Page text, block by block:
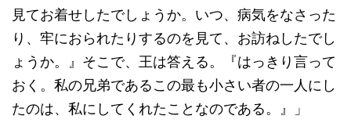
見てお着せしたでしょうか。いつ、病気をなさった
り、牢におられたりするのを見て、お訪ねしたでし
ょうか。』そこで、王は答える。『はっきり言って
おく。私の兄弟であるこの最も小さい者の一人にし
たのは、私にしてくれたことなのである。』」